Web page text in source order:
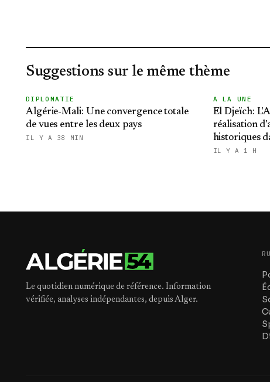
Suggestions sur le même thème
DIPLOMATIE
Algérie-Mali: Une convergence totale
de vues entre les deux pays
IL Y A 38 MIN
A LA UNE
El Djeïch:
réalisation
historiques
de stabilité
IL Y A 1 H
Le quotidien numérique de référence. Information
vérifiée, analyses indépendantes, depuis Alger.